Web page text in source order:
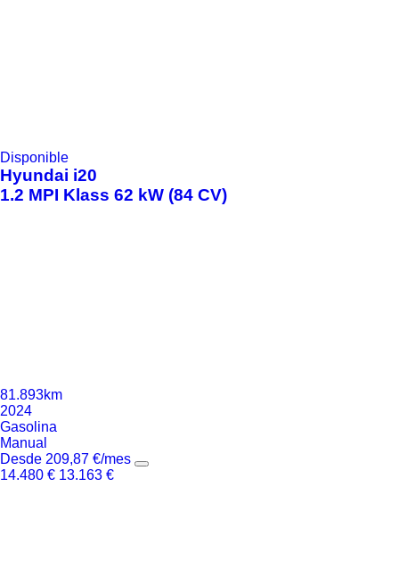
Disponible
Hyundai i20
1.2 MPI Klass 62 kW (84 CV)
81.893km
2024
Gasolina
Manual
Desde 209,87 €/mes
14.480 € 13.163 €